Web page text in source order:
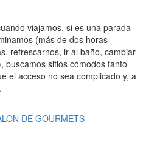
viajamos, si es una parada
(más de dos horas
refrescarnos, ir al baño, cambiar
buscamos sitios cómodos tanto
el acceso no sea complicado y, a